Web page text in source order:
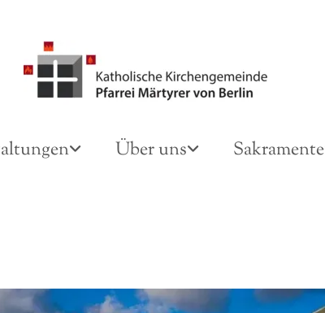
Über uns Sakramente